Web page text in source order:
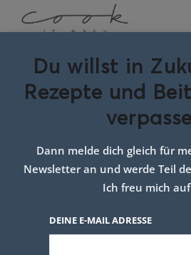
für die
Familie
Du willst in
Rezepte und
Dann melde dich gleich für
Newsletter an und werde Teil
Ich freu mich
DEINE E-MAIL ADRESSE